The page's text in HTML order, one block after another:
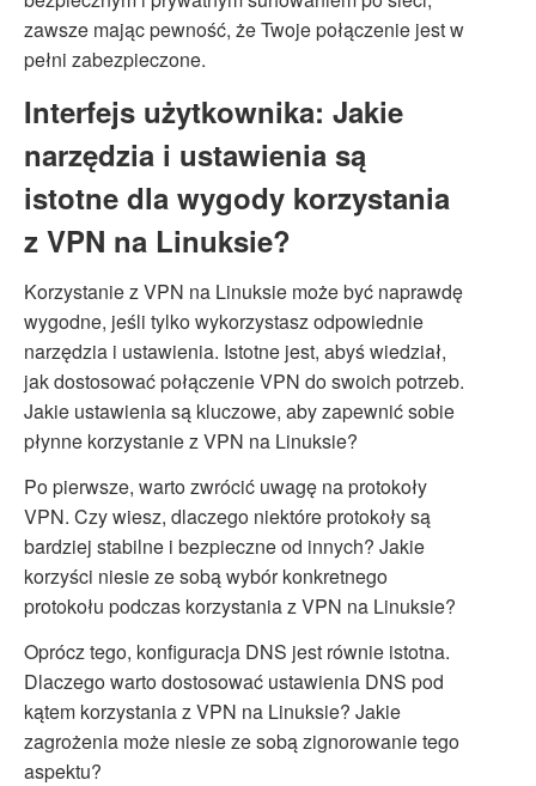
zawsze mając pewność, że Twoje połączenie jest w
pełni zabezpieczone.
Interfejs użytkownika: Jakie
narzędzia i ustawienia są
istotne dla wygody korzystania
z VPN na Linuksie?
Korzystanie z VPN na Linuksie może być naprawdę
wygodne, jeśli tylko wykorzystasz odpowiednie
narzędzia i ustawienia. Istotne jest, abyś wiedział,
jak dostosować połączenie VPN do swoich potrzeb.
Jakie ustawienia są kluczowe, aby zapewnić sobie
płynne korzystanie z VPN na Linuksie?
Po pierwsze, warto zwrócić uwagę na protokoły
VPN. Czy wiesz, dlaczego niektóre protokoły są
bardziej stabilne i bezpieczne od innych? Jakie
korzyści niesie ze sobą wybór konkretnego
protokołu podczas korzystania z VPN na Linuksie?
Oprócz tego, konfiguracja DNS jest równie istotna.
Dlaczego warto dostosować ustawienia DNS pod
kątem korzystania z VPN na Linuksie? Jakie
zagrożenia może niesie ze sobą zignorowanie tego
aspektu?